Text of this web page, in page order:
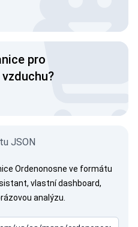
pro
JSON
Ordenonosne ve formátu
vlastní dashboard,
analýzu.